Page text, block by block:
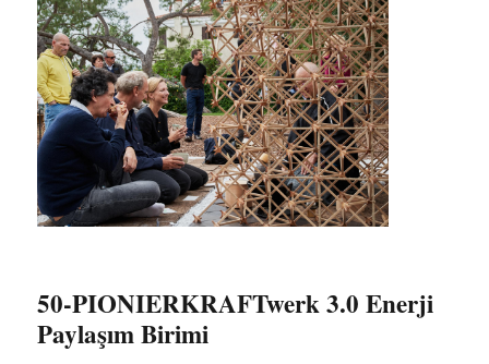
50-PIONIERKRAFTwerk 3.0 Enerji
Paylaşım Birimi